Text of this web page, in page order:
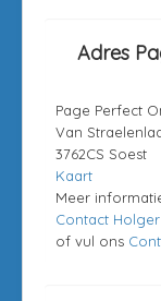
Adres
Page Perfect
Van
3762CS Soest
Kaart
Meer
Contact
of vul ons